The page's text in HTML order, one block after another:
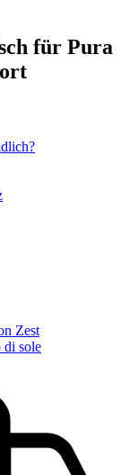
für Pura
Zest
di sole